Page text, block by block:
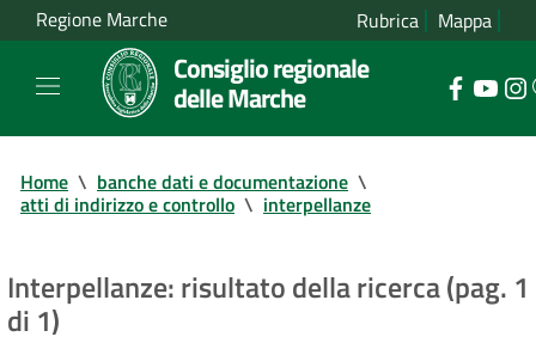
Regione Marche Rubrica Mappa
Consiglio regionale
delle Marche
Home \ banche dati e documentazione \
atti di indirizzo e controllo \ interpellanze
Interpellanze: risultato della ricerca (pag. 1
di 1)